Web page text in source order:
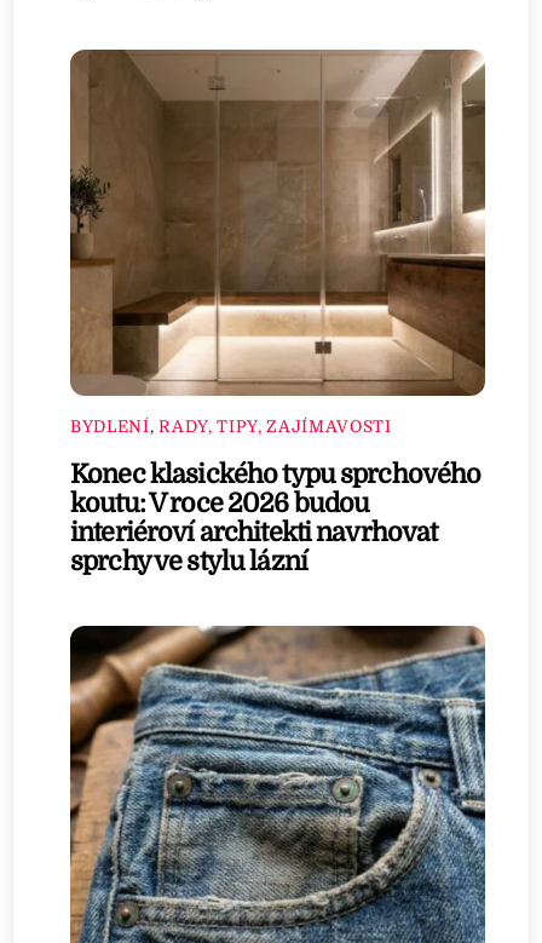
BYDLENÍ,RADY, TIPY, ZAJÍMAVOSTI
Konec klasického typu sprchového
koutu: V roce 2026 budou
interiéroví architekti navrhovat
sprchy ve stylu lázní